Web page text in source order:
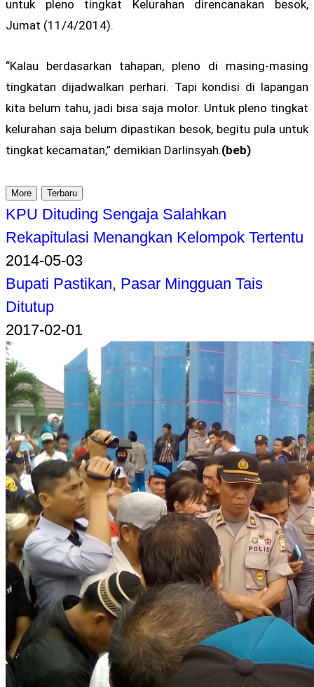
untuk pleno tingkat Kelurahan direncanakan besok,
Jumat (11/4/2014).
“Kalau berdasarkan tahapan, pleno di masing-masing
tingkatan dijadwalkan perhari. Tapi kondisi di lapangan
kita belum tahu, jadi bisa saja molor. Untuk pleno tingkat
kelurahan saja belum dipastikan besok, begitu pula untuk
tingkat kecamatan,” demikian Darlinsyah.(beb)
More Terbaru
KPU Dituding Sengaja Salahkan
Rekapitulasi Menangkan Kelompok Tertentu
2014-05-03
Bupati Pastikan, Pasar Mingguan Tais
Ditutup
2017-02-01